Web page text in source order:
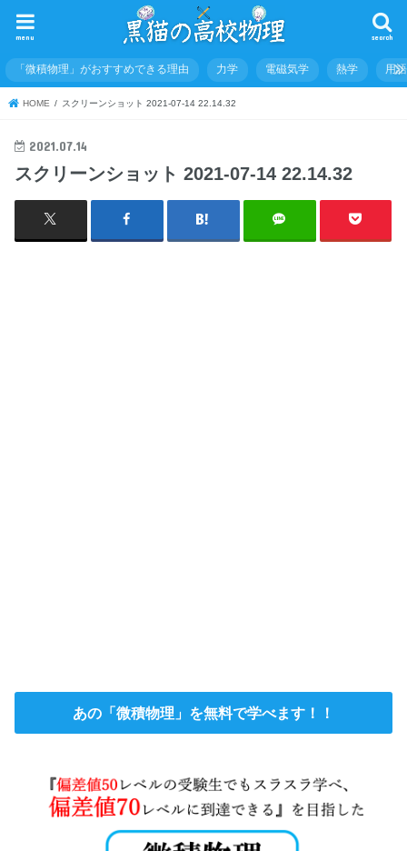
search
menu
「微積物理」がおすすめできる理由 力学 電磁気学 熱学 用
HOME スクリーンショット 2021-07-14 22.14.32
2021.07.14
スクリーンショット 2021-07-14 22.14.32
あの「微積物理」を無料で学べます！！